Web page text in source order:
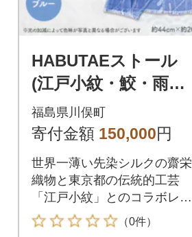
HABUTAEストール
(江戸小紋・鮫・雨柄)
ブルー
福島県川俣町
寄付金額 150,000円
世界一薄い先染シルクの齋栄
織物と東京都の伝統的工芸
「江戸小紋」とのコラボレー
ションストールです。
（0件）